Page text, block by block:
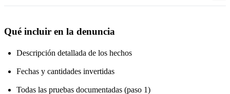
Qué incluir en la denuncia
Descripción detallada de los hechos
Fechas y cantidades invertidas
Todas las pruebas documentadas (paso 1)